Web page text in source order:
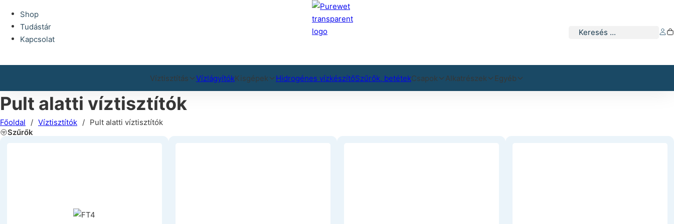
Shop
Tudástár
Kapcsolat
Keresés
Víztisztítás VízlágyítókKisgépek Hidrogénes vízkészítőSzűrők, betétekCsapok Alkatrészek Egyéb
Pult alatti víztisztítók
Főoldal / Víztisztítók / Pult alatti víztisztítók